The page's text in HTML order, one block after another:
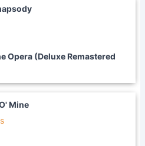
Opera (Deluxe Remastered
Mine